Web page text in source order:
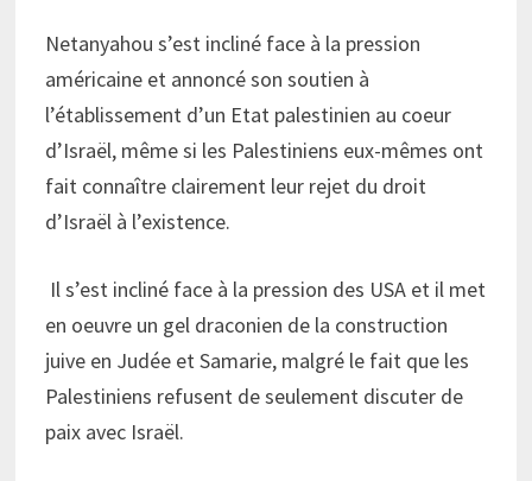
Netanyahou s’est incliné face à la pression
américaine et annoncé son soutien à
l’établissement d’un Etat palestinien au coeur
d’Israël, même si les Palestiniens eux-mêmes ont
fait connaître clairement leur rejet du droit
d’Israël à l’existence.
Il s’est incliné face à la pression des USA et il met
en oeuvre un gel draconien de la construction
juive en Judée et Samarie, malgré le fait que les
Palestiniens refusent de seulement discuter de
paix avec Israël.